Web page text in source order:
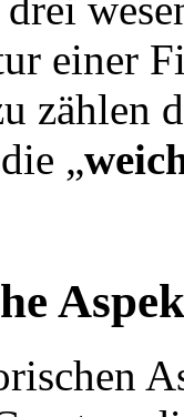
einer
zählen
„